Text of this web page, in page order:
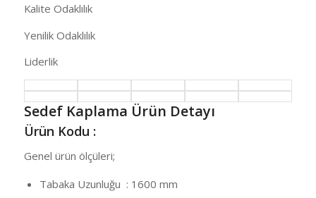
Kalite Odaklılık
Yenilik Odaklılık
Liderlik
Sedef Kaplama Ürün Detayı
Ürün Kodu :
Genel ürün ölçüleri;
Tabaka Uzunluğu : 1600 mm